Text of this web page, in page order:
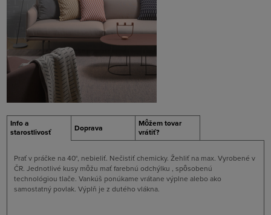
Info a
starostlivosť
Doprava
Môžem tovar
vrátiť?
Prať v práčke na 40°, nebieliť. Nečistiť chemicky. Žehliť na max. Vyrobené v
ČR. Jednotlivé kusy môžu mať farebnú odchýlku , spôsobenú
technológiou tlače. Vankúš ponúkame vrátane výplne alebo ako
samostatný povlak. Výplň je z dutého vlákna.